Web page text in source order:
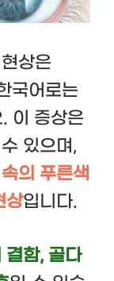
상은
국어로는
이 증상은
있으며,
의 푸른색
상입니다.
결함, 골다